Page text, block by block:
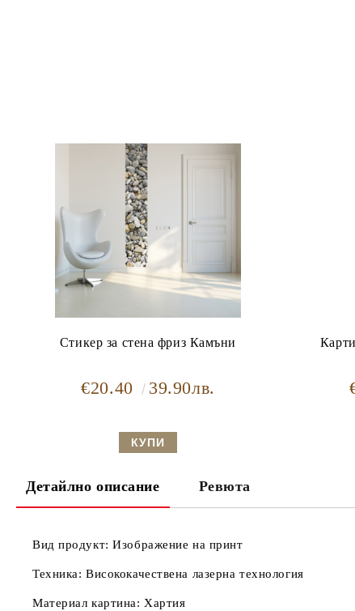
Стикер за стена фриз Камъни
€20.40 39.90лв.
Детайлно описание Ревюта
Вид продукт:Изображение на принт
Техника:Висококачествена лазерна технология
Материал картина: Хартия